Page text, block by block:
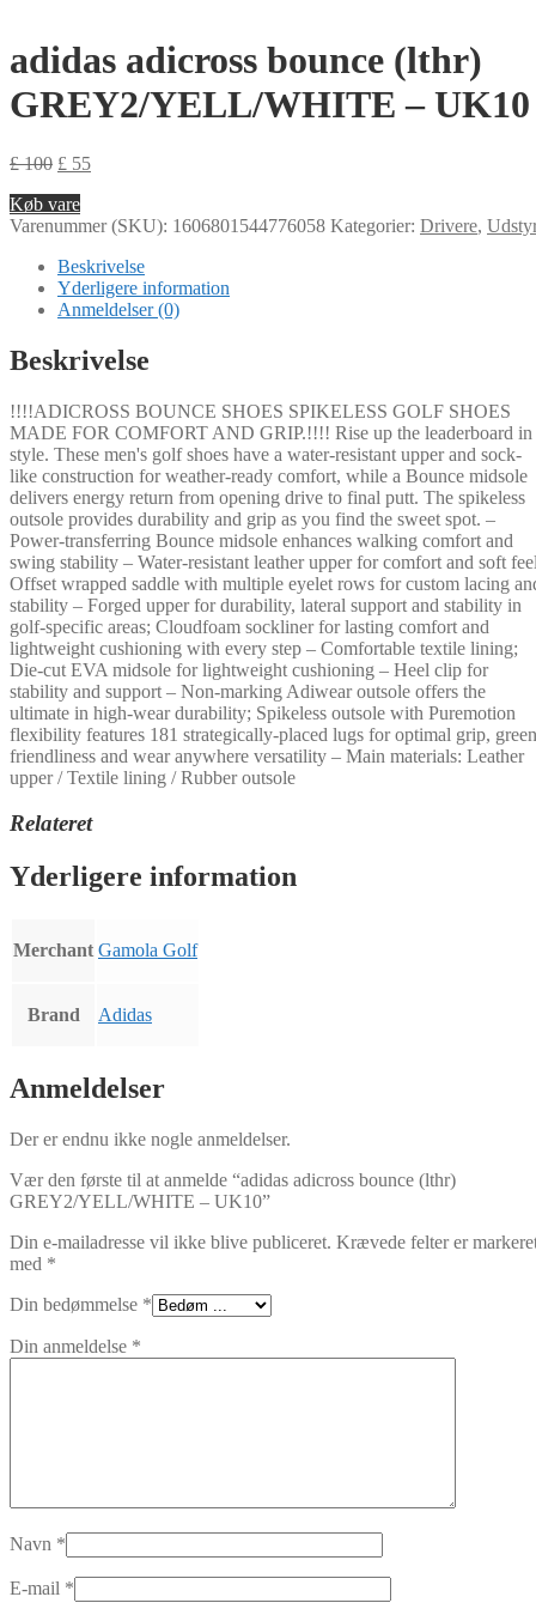
adidas adicross bounce (lthr)
GREY2/YELL/WHITE – UK10
£100 £ 55
Køb vare
Varenummer (SKU): 1606801544776058 Kategorier: Drivere,
Beskrivelse
Yderligere information
Anmeldelser (0)
Beskrivelse
!!!!ADICROSS BOUNCE SHOES SPIKELESS GOLF SHOES
MADE FOR COMFORT AND GRIP.!!!! Rise up the leaderboard in
style. These men's golf shoes have a water-resistant upper and sock-
like construction for weather-ready comfort, while a Bounce midsole
delivers energy return from opening drive to final putt. The spikeless
outsole provides durability and grip as you find the sweet spot. –
Power-transferring Bounce midsole enhances walking comfort and
swing stability – Water-resistant leather upper for comfort and soft
Offset wrapped saddle with multiple eyelet rows for custom lacing
stability – Forged upper for durability, lateral support and stability in
golf-specific areas; Cloudfoam sockliner for lasting comfort and
lightweight cushioning with every step – Comfortable textile lining;
Die-cut EVA midsole for lightweight cushioning – Heel clip for
stability and support – Non-marking Adiwear outsole offers the
ultimate in high-wear durability; Spikeless outsole with Puremotion
flexibility features 181 strategically-placed lugs for optimal grip,
friendliness and wear anywhere versatility – Main materials: Leather
upper / Textile lining / Rubber outsole
Relateret
Yderligere information
Merchant Gamola Golf
Brand Adidas
Anmeldelser
Der er endnu ikke nogle anmeldelser.
Vær den første til at anmelde “adidas adicross bounce (lthr)
GREY2/YELL/WHITE – UK10”
Din e-mailadresse vil ikke blive publiceret. Krævede felter er
med *
Din bedømmelse *
Din anmeldelse *
Navn *
E-mail *